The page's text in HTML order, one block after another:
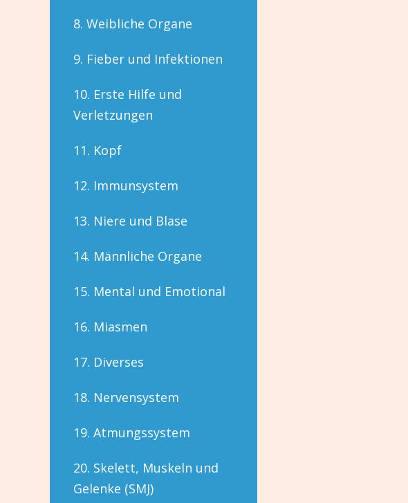
8. Weibliche Organe
9. Fieber und Infektionen
10. Erste Hilfe und
Verletzungen
11. Kopf
12. Immunsystem
13. Niere und Blase
14. Männliche Organe
15. Mental und Emotional
16. Miasmen
17. Diverses
18. Nervensystem
19. Atmungssystem
20. Skelett, Muskeln und
Gelenke (SMJ)